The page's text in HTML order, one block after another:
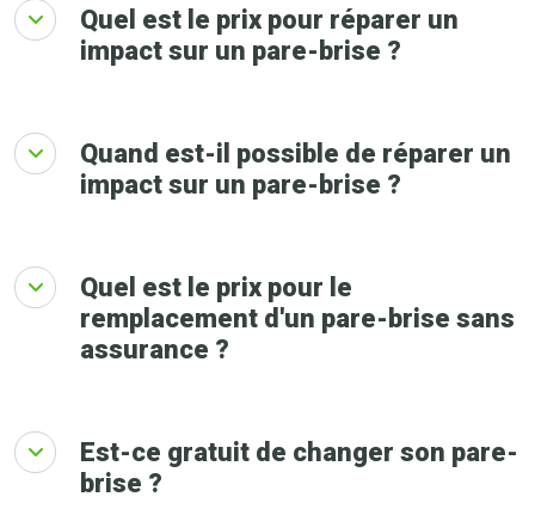
Quel est le prix pour réparer un
impact sur un pare-brise ?
Quand est-il possible de réparer un
impact sur un pare-brise ?
Quel est le prix pour le
remplacement d'un pare-brise sans
assurance ?
Est-ce gratuit de changer son pare-
brise ?